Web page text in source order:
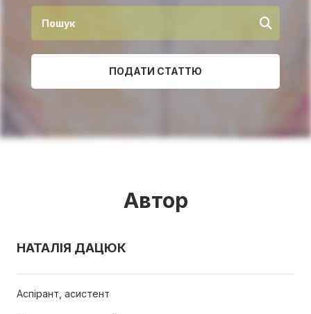
ПОДАТИ СТАТТЮ
Автор
НАТАЛІЯ ДАЦЮК
Аспірант, асистент